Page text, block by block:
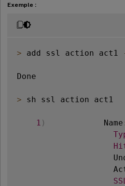
Exemple :
> add ssl action act1
Done
> sh ssl action act1
1 )
            Name